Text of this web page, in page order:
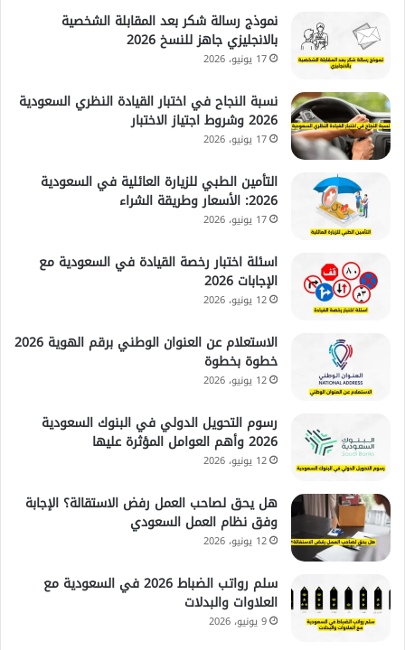
نموذج رسالة شكر بعد المقابلة الشخصية
بالانجليزي جاهز للنسخ 2026
17 يونيو، 2026
نسبة النجاح في اختبار القيادة النظري السعودية
2026 وشروط اجتياز الاختبار
17 يونيو، 2026
التأمين الطبي للزيارة العائلية في السعودية
2026: الأسعار وطريقة الشراء
17 يونيو، 2026
اسئلة اختبار رخصة القيادة في السعودية مع
الإجابات 2026
12 يونيو، 2026
الاستعلام عن العنوان الوطني برقم الهوية 2026
خطوة بخطوة
12 يونيو، 2026
رسوم التحويل الدولي في البنوك السعودية
2026 وأهم العوامل المؤثرة عليها
12 يونيو، 2026
هل يحق لصاحب العمل رفض الاستقالة؟ الإجابة
وفق نظام العمل السعودي
12 يونيو، 2026
سلم رواتب الضباط 2026 في السعودية مع
العلاوات والبدلات
9 يونيو، 2026